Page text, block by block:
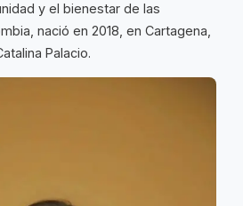
y el bienestar de las
nació en 2018, en Cartagena,
Palacio.